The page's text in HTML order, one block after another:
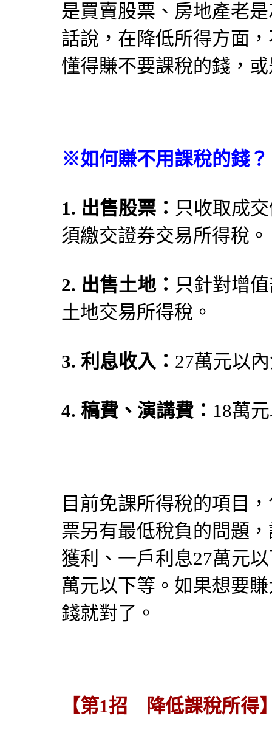
是買賣股票、房地產老
話說，在降低所得方面
懂得賺不要課稅的錢，
※如何賺不用課稅的錢？
1. 出售股票： 只收取成
須繳交證券交易所得稅。
2. 出售土地： 只針對增
土地交易所得稅。
3. 利息收入： 27萬元以
4. 稿費、演講費： 18萬
目前免課所得稅的項目
票另有最低稅負的問題
獲利、一戶利息27萬元
萬元以下等。如果想要
錢就對了。
【第1招 降低課稅所得